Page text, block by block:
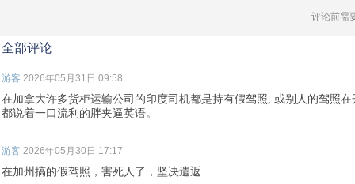
评论前需
全部评论
游客 2026年05月31日 09:58
在加拿大许多货柜运输公司的印度司机都是持有假驾照, 或别人的驾照
都说着一口流利的胖夹逼英语。
游客 2026年05月30日 17:17
在加州搞的假驾照，害死人了，坚决遣返